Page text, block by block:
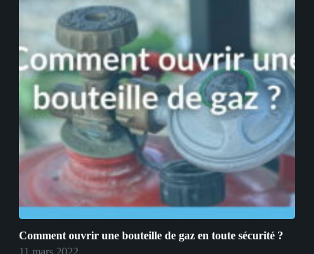
Comment ouvrir une bouteille de gaz en toute sécurité ?
11 mars 2022